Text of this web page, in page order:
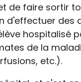
de faire sortir
d'effectuer des
hospitalisé
de la
etc.).